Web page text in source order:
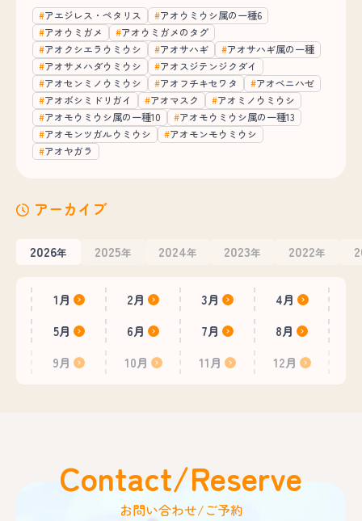
アエジレス・ペタリス
アオウミウシ属の一種6
アオウミガメ
アオウミガメのタグ
アオクシエラウミウシ
アオサハギ
アオサハギ属の一種
アオサメハダウミウシ
アオスジテンジクダイ
アオセンミノウミウシ
アオフチキセワタ
アオベニハゼ
アオボシミドリガイ
アオマスク
アオミノウミウシ
アオモウミウシ属の一種10
アオモウミウシ属の一種13
アオモンツガルウミウシ
アオモンモウミウシ
アオヤガラ
アーカイブ
2026年 2025年 2024年 2023年 2022年
1月 2月 3月
4月
5月
6月 7月
8月
9月
10月 11月 12月
Contact/Reserve
お問い合わせ/ご予約